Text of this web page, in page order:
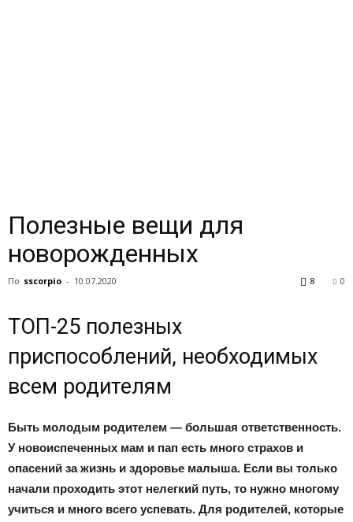
Полезные вещи для
новорожденных
По sscorpio - 10.07.2020 0
8
ТОП-25 полезных
приспособлений, необходимых
всем родителям
Быть молодым родителем — большая ответственность.
У новоиспеченных мам и пап есть много страхов и
опасений за жизнь и здоровье малыша. Если вы только
начали проходить этот нелегкий путь, то нужно многому
учиться и много всего успевать. Для родителей, которые